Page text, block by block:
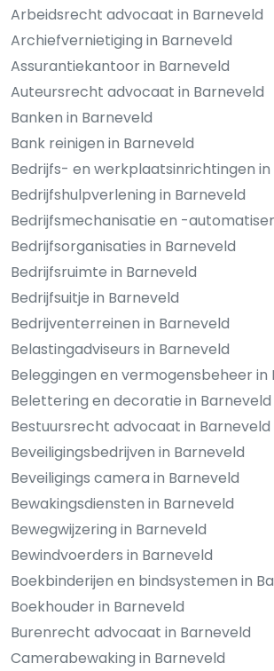
Arbeidsrecht advocaat in Barneveld
Archiefvernietiging in Barneveld
Assurantiekantoor in Barneveld
Auteursrecht advocaat in Barneveld
Banken in Barneveld
Bank reinigen in Barneveld
Bedrijfs- en werkplaatsinrichtingen in
Bedrijfshulpverlening in Barneveld
Bedrijfsmechanisatie en -
Bedrijfsorganisaties in Barneveld
Bedrijfsruimte in Barneveld
Bedrijfsuitje in Barneveld
Bedrijventerreinen in Barneveld
Belastingadviseurs in Barneveld
Beleggingen en vermogensbeheer in
Belettering en decoratie in Barneveld
Bestuursrecht advocaat in Barneveld
Beveiligingsbedrijven in Barneveld
Beveiligings camera in Barneveld
Bewakingsdiensten in Barneveld
Bewegwijzering in Barneveld
Bewindvoerders in Barneveld
Boekbinderijen en bindsystemen in
Boekhouder in Barneveld
Burenrecht advocaat in Barneveld
Camerabewaking in Barneveld